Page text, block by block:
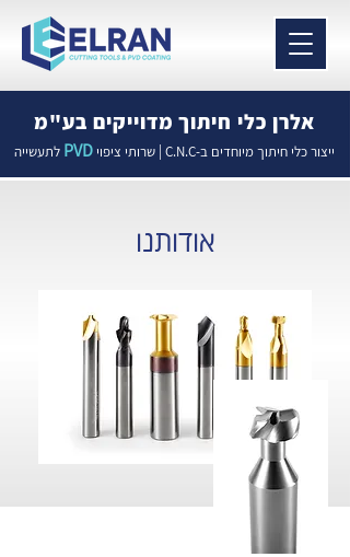
אלרן כלי חיתוך מדוייקים בע"מ
ייצור כלי חיתוך מיוחדים ב-C.N.C | שרותי ציפוי PVD לתעשייה
אודותנו